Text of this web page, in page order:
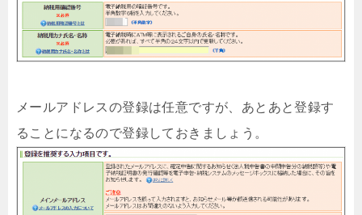
メールアドレスの登録は任意ですが、あとあと登録す
ることになるので登録しておきましょう。